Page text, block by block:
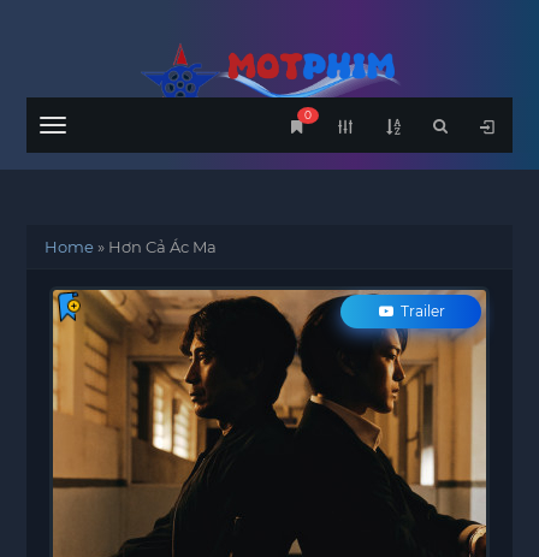
Menu
0
Home» Hơn Cả Ác Ma
Trailer